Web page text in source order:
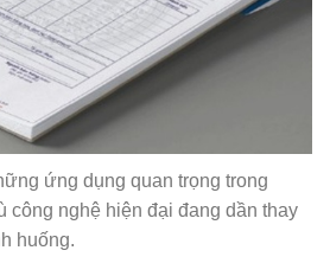
ứng dụng quan trọng trong
công nghệ hiện đại đang dần thay
huống.